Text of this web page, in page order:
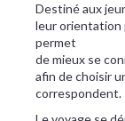
Destiné aux
leur orientation
permet
de mieux se
afin de choisir
correspondent.